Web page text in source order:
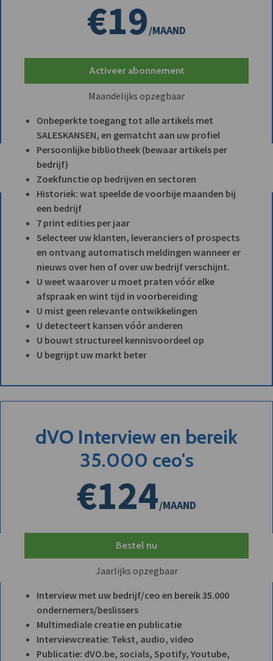
€19/MAAND
Activeer abonnement
Maandelijks opzegbaar
Onbeperkte toegang tot alle artikels met
SALESKANSEN, en gematcht aan uw profiel
Persoonlijke bibliotheek (bewaar artikels per
bedrijf)
Zoekfunctie op bedrijven en sectoren
Historiek: wat speelde de voorbije maanden bij
een bedrijf
7 print edities per jaar
Selecteer uw klanten, leveranciers of prospects
en ontvang automatisch meldingen wanneer er
nieuws over hen of over uw bedrijf verschijnt.
U weet waarover u moet praten vóór elke
afspraak en wint tijd in voorbereiding
U mist geen relevante ontwikkelingen
U detecteert kansen vóór anderen
U bouwt structureel kennisvoordeel op
U begrijpt uw markt beter
dVO Interview en bereik
35.000 ceo's
€124/MAAND
Bestel nu
Jaarlijks opzegbaar
Interview met uw bedrijf/ceo en bereik 35.000
ondernemers/beslissers
Multimediale creatie en publicatie
Interviewcreatie: Tekst, audio, video
Publicatie: dVO.be, socials, Spotify, Youtube,